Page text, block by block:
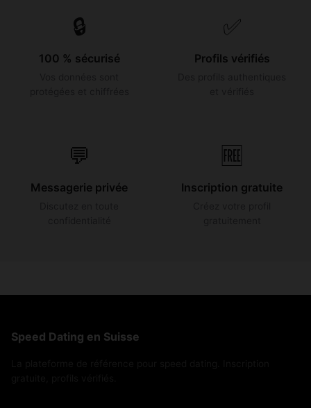
🔒
100 % sécurisé
✅
Profils vérifiés
💬
Messagerie privée
🆓
Inscription gratuite
Speed Dating en Suisse